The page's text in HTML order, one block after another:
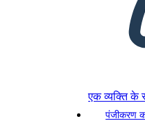
एक व्यक्ति के
पंजीकरण